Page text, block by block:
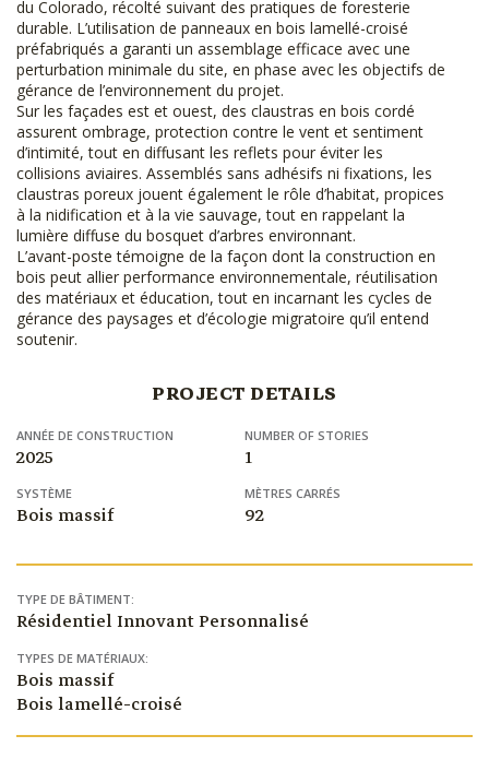
du Colorado, récolté suivant des pratiques de foresterie
durable. L’utilisation de panneaux en bois lamellé-croisé
préfabriqués a garanti un assemblage efficace avec une
perturbation minimale du site, en phase avec les objectifs de
gérance de l’environnement du projet.
Sur les façades est et ouest, des claustras en bois cordé
assurent ombrage, protection contre le vent et sentiment
d’intimité, tout en diffusant les reflets pour éviter les
collisions aviaires. Assemblés sans adhésifs ni fixations, les
claustras poreux jouent également le rôle d’habitat, propices
à la nidification et à la vie sauvage, tout en rappelant la
lumière diffuse du bosquet d’arbres environnant.
L’avant-poste témoigne de la façon dont la construction en
bois peut allier performance environnementale, réutilisation
des matériaux et éducation, tout en incarnant les cycles de
gérance des paysages et d’écologie migratoire qu’il entend
soutenir.
PROJECT DETAILS
ANNÉE DE CONSTRUCTION
2025
NUMBER OF STORIES
1
SYSTÈME
Bois massif
MÈTRES CARRÉS
92
TYPE DE BÂTIMENT:
Résidentiel Innovant Personnalisé
TYPES DE MATÉRIAUX:
Bois massif
Bois lamellé-croisé